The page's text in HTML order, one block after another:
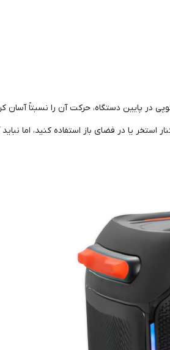
در پایین دستگاه، حرکت آن را نسبتاً آسان
یا در فضای باز استفاده کنید، اما